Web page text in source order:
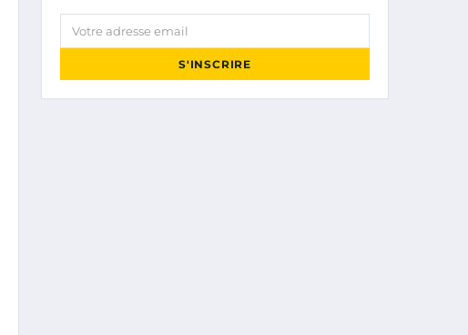
Votre adresse email
S'INSCRIRE